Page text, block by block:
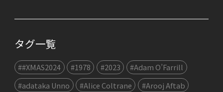
タグ一覧
##XMAS2024 #1978 #2023
#Adam O’Farrill
#adataka Unno
#Alice Coltrane
#Arooj Aftab